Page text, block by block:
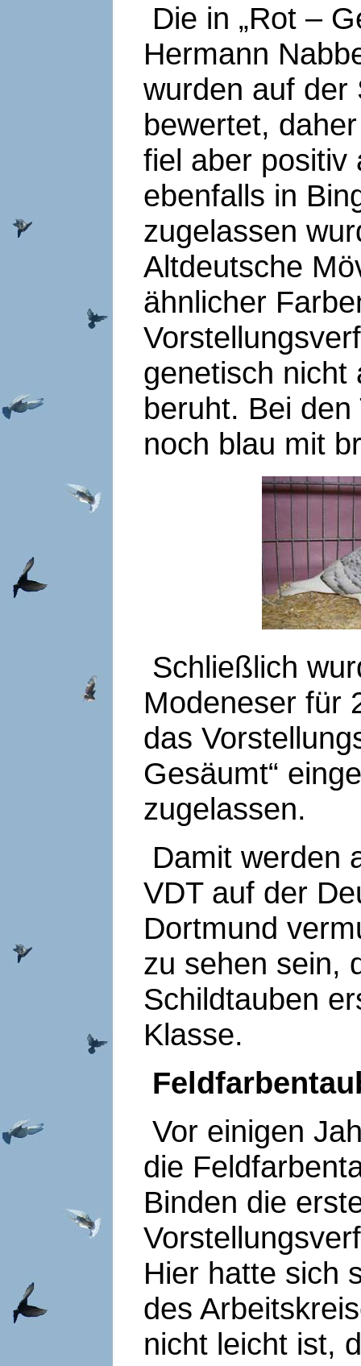
Die in „Rot –
Hermann
wurden auf der
bewertet,
fiel aber positiv
ebenfalls in
zugelassen
Altdeutsche
ähnlicher
genetisch nicht
beruht. Bei
noch blau mit
Schließlich
Modeneser für
das
Gesäumt“
zugelassen.
Damit werden
VDT auf der
Dortmund
zu sehen sein,
Schildtauben
Klasse.
Vor einigen
die
Binden die
Hier hatte sich
des
nicht leicht ist,